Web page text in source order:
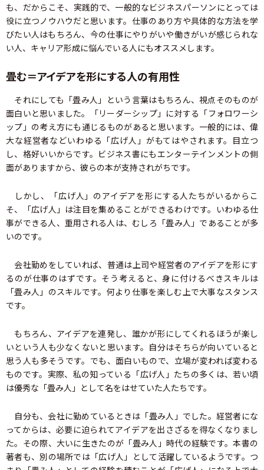
も、だからこそ、実践的で、一般的なビジネスパーソンにとっては
役に立つノウハウだと思います。仕事のあり方や具体的な方法を学
びたい人はもちろん、今の仕事にやりがいや働きがいが感じられな
い人、キャリア形成に悩んでいる人にもオススメします。
畳む＝アイデアを形にする人の有用性
それにしても「畳み人」という言葉はもちろん、視点そのものが
面白いと思いました。「リーダーシップ」に対する「フォロワーシ
ップ」の考え方にも通じるものがあると思います。一般的には、偉
大な経営者などいわゆる「広げ人」がもてはやされます。目立つ
し、格好いいからです。ビジネス書にもエンターテインメントの側
面がありますから、彼らの本が支持されがちです。
しかし、「広げ人」のアイデアを形にする人たちがいるからこ
そ、「広げ人」は注目を集めることができるわけです。いわゆる仕
事ができる人、重用される人は、むしろ「畳み人」であることが多
いのです。
会社勤めをしていれば、普通は上司や経営者のアイデアを形にす
るのが仕事のはずです。そう考えると、身に付けるべきスキルは
「畳み人」のスキルです。何より仕事を楽しむ上で大事なスタンス
です。
もちろん、アイデアを連発し、誰かが形にしてくれるほうが楽し
いという人も少なくないと思います。自分はそちらが向いていると
思う人も多そうです。でも、面白いもので、立場が変われば変わる
ものです。実際、私の知っている「広げ人」たちの多くは、若い頃
は優秀な「畳み人」として名をはせていた人たちです。
自分も、会社に勤めているときは「畳み人」でした。経営者にな
ってからは、必要に迫られてアイデアを出さざるを得なくなりまし
た。その際、大いに生きたのが「畳み人」時代の経験です。本書の
著者も、別の場所では「広げ人」として活躍しているようです。つ